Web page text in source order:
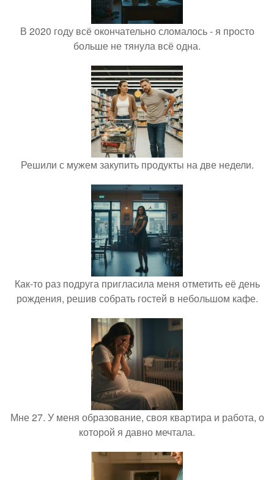
В 2020 году всё окончательно сломалось - я просто
больше не тянула всё одна.
Решили с мужем закупить продукты на две недели.
Как-то раз подруга пригласила меня отметить её день
рождения, решив собрать гостей в небольшом кафе.
Мне 27. У меня образование, своя квартира и работа, о
которой я давно мечтала.